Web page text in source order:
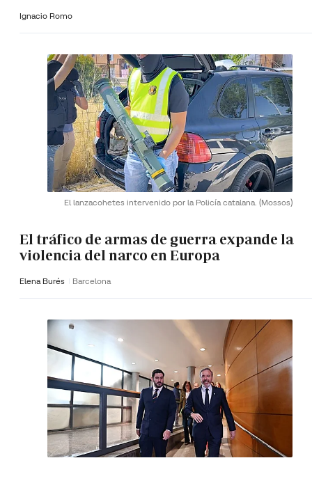
Ignacio Romo
El lanzacohetes intervenido por la Policía catalana. (Mossos)
El tráfico de armas de guerra expande la
violencia del narco en Europa
Elena Burés Barcelona